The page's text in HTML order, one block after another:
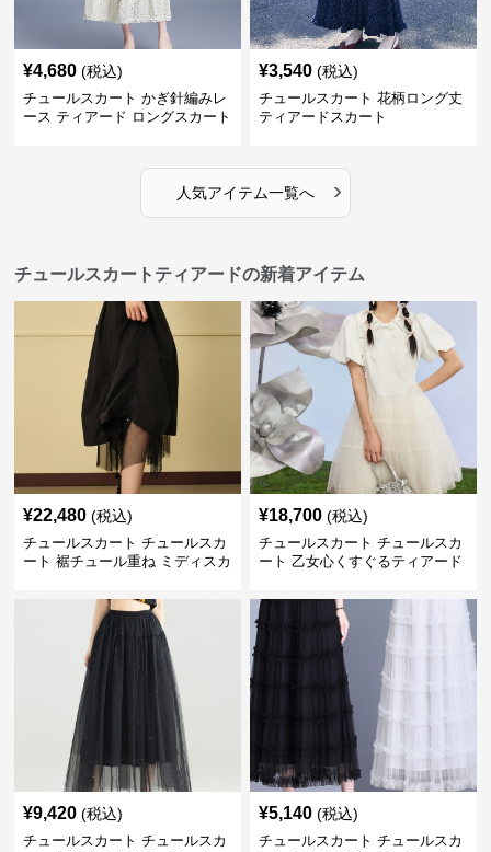
¥4,680 (税込)
チュールスカート かぎ針編みレ
ース ティアード ロングスカート
¥3,540 (税込)
チュールスカート 花柄ロング丈
ティアードスカート
人気アイテム一覧へ ›
チュールスカートティアードの新着アイテム
¥22,480 (税込)
チュールスカート チュールスカ
ート 裾チュール重ね ミディスカ
¥18,700 (税込)
チュールスカート チュールスカ
ート 乙女心くすぐるティアード
¥9,420 (税込)
チュールスカート チュールスカ
¥5,140 (税込)
チュールスカート チュールスカ